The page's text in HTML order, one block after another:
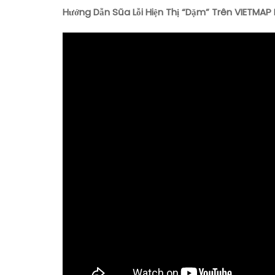
Hướng Dẫn Sũa Lỗi Hiện Thị “Dặm” Trên